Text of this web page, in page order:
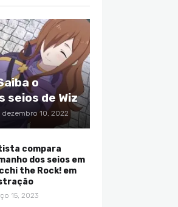
o
seios de Wiz
dezembro 10, 2022
compara
dos seios em
the Rock! em
15, 2023